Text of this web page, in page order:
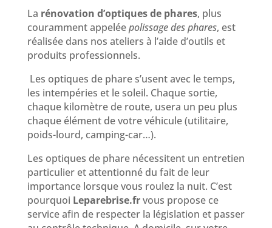
La rénovation d’optiques de phares, plus
couramment appeléepolissage des phares, est
réalisée dans nos ateliers à l’aide d’outils et
produits professionnels.
Les optiques de phare s’usent avec le temps,
les intempéries et le soleil. Chaque sortie,
chaque kilomètre de route, usera un peu plus
chaque élément de votre véhicule (utilitaire,
poids-lourd, camping-car…).
Les optiques de phare nécessitent un entretien
particulier et attentionné du fait de leur
importance lorsque vous roulez la nuit. C’est
pourquoi Leparebrise.frvous propose ce
service afin de respecter la législation et passer